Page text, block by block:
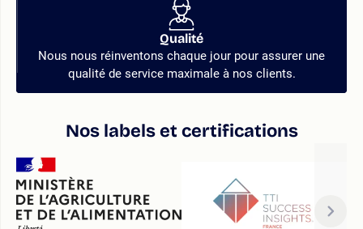
Qualité
Nous nous réinventons chaque jour pour assurer une
qualité de service maximale à nos clients.
Nos labels et certifications